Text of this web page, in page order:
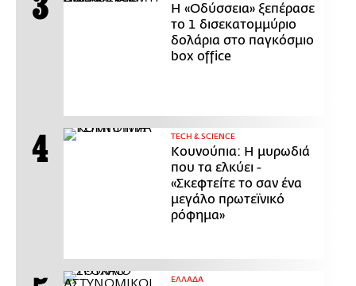
Η «Οδύσσεια» ξεπέρασε
το 1 δισεκατομμύριο
δολάρια στο παγκόσμιο
box office
ΤECH & SCIENCE
Κουνούπια: Η μυρωδιά
που τα ελκύει -
«Σκεφτείτε το σαν ένα
μεγάλο πρωτεϊνικό
ρόφημα»
ΕΛΛΑΔΑ